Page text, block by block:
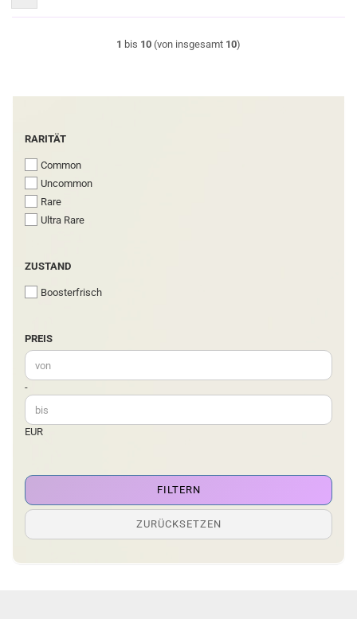
1 bis 10 (von insgesamt 10)
RARITÄT
RARITÄT
Common
Uncommon
Rare
Ultra Rare
ZUSTAND
ZUSTAND
Boosterfrisch
PREIS
PREIS
Preis bis
-
EUR
FILTERN
ZURÜCKSETZEN